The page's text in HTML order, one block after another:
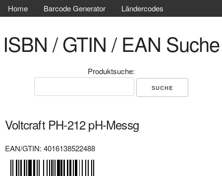
Home Barcode Generator Ländercodes
ISBN / GTIN / EAN Suche
Produktsuche:
Voltcraft PH-212 pH-Messg
EAN/GTIN: 4016138522488